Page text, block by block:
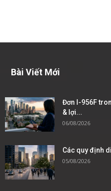
Bài Viết Mới
Đơn I-956F
& lợi...
06/08/2026
Các quy định
05/08/2026